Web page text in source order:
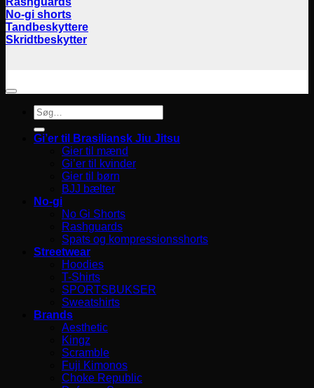
No-gi shorts
Tandbeskyttere
Skridtbeskytter
Søg
efter:
Gi’er til Brasiliansk Jiu Jitsu
Gier til mænd
Gi’er til kvinder
Gier til børn
BJJ bælter
No-gi
No Gi Shorts
Rashguards
Spats og kompressionsshorts
Streetwear
Hoodies
T-Shirts
SPORTSBUKSER
Sweatshirts
Brands
Aesthetic
Kingz
Scramble
Fuji Kimonos
Choke Republic